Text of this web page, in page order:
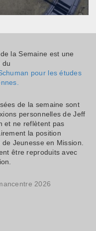
la Semaine est une
du
pour les études
de la semaine sont
personnelles de Jeff
et ne reflètent pas
la position
Jeunesse en Mission.
être reproduits avec
2026